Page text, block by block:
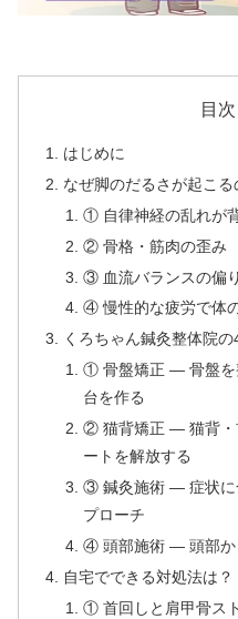
目次
はじめに
なぜ脚のだるさが起こる
① 自律神経の乱れが
② 骨格・筋肉の歪み
③ 血流バランスの偏り
④ 慢性的な疲労で体
くろちゃん鍼灸整体院
① 骨盤矯正 — 骨盤を
台を作る
② 猫背矯正 — 猫背・
ートを解放する
③ 鍼灸施術 — 症状に
プローチ
④ 頭部施術 — 頭部か
自宅でできる対処法は？
① 首回しと肩甲骨ス